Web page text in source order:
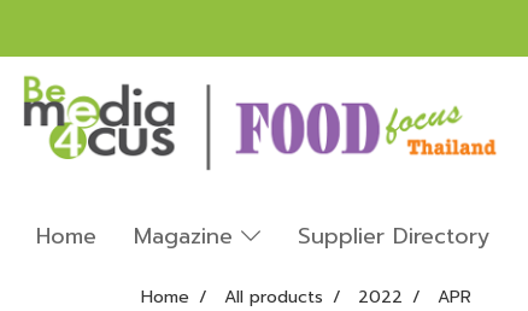
Home Magazine Supplier Directory
Home All products 2022 APR